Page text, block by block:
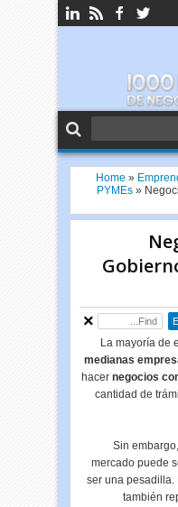
Home »
PYMEs»
La mayoría de
medianas
hacer negocios
cantidad de
Sin
mercado puede
ser una pesadilla.
también